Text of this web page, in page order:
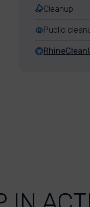
Cleanup
Public